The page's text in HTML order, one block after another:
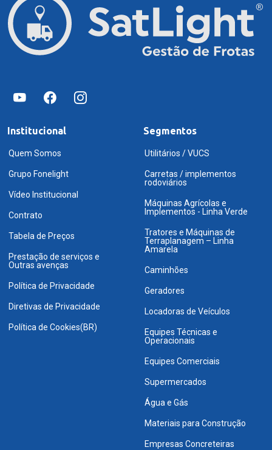
Institucional
Quem Somos
Grupo Fonelight
Vídeo Institucional
Contrato
Tabela de Preços
Prestação de serviços e
Outras avenças
Política de Privacidade
Diretivas de Privacidade
Política de Cookies(BR)
Segmentos
Utilitários / VUCS
Carretas / implementos
rodoviários
Máquinas Agrícolas e
Implementos - Linha Verde
Tratores e Máquinas de
Terraplanagem – Linha
Amarela
Caminhões
Geradores
Locadoras de Veículos
Equipes Técnicas e
Operacionais
Equipes Comerciais
Supermercados
Água e Gás
Materiais para Construção
Empresas Concreteiras